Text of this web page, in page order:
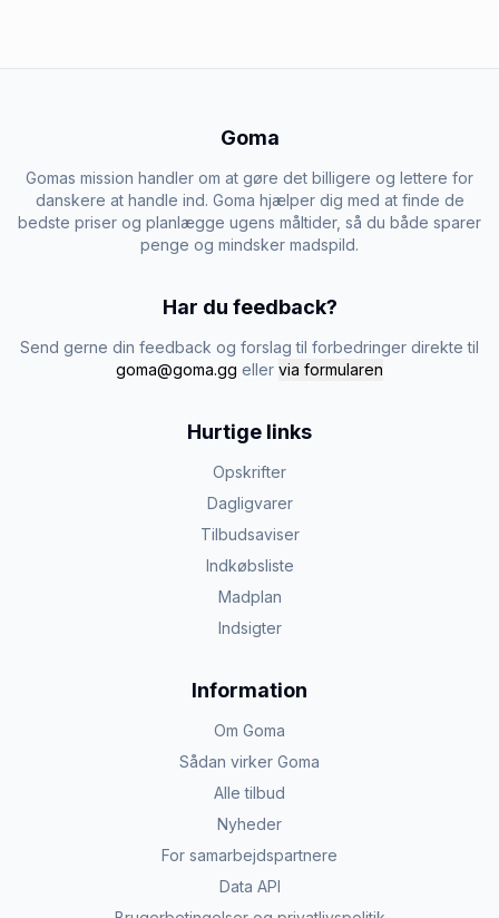
Goma
Gomas mission handler om at gøre det billigere og lettere for
danskere at handle ind. Goma hjælper dig med at finde de
bedste priser og planlægge ugens måltider, så du både sparer
penge og mindsker madspild.
Har du feedback?
Send gerne din feedback og forslag til forbedringer direkte til
goma@goma.gg eller via formularen
Hurtige links
Opskrifter
Dagligvarer
Tilbudsaviser
Indkøbsliste
Madplan
Indsigter
Information
Om Goma
Sådan virker Goma
Alle tilbud
Nyheder
For samarbejdspartnere
Data API